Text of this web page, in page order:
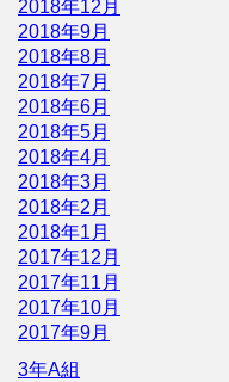
2018年12月
2018年9月
2018年8月
2018年7月
2018年6月
2018年5月
2018年4月
2018年3月
2018年2月
2018年1月
2017年12月
2017年11月
2017年10月
2017年9月
3年A組